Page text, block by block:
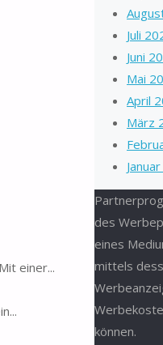
einer...
Juli
Juni
Mai
April
März
des
eines
mittels
können.